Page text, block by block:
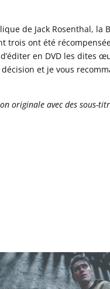
de Jack Rosenthal, la
trois ont été
en DVD les dites
et je vous
originale avec des sous-